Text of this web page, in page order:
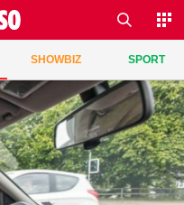
SHOWBIZ SPORT